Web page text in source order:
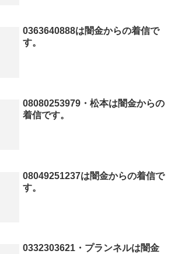
0363640888は闇金からの着信で
す。
08080253979・松本は闇金からの
着信です。
08049251237は闇金からの着信で
す。
0332303621・プランネルは闇金